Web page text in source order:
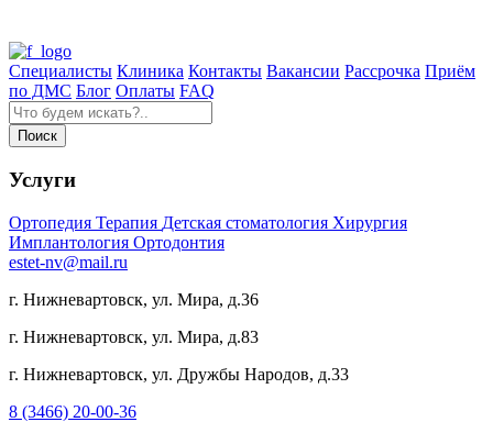
Специалисты Клиника Контакты Вакансии Рассрочка Приём
по ДМС Блог Оплаты FAQ
Услуги
Ортопедия Терапия Детская стоматология Хирургия
Имплантология Ортодонтия
estet-nv@mail.ru
г. Нижневартовск, ул. Мира, д.36
г. Нижневартовск, ул. Мира, д.83
г. Нижневартовск, ул. Дружбы Народов, д.33
8 (3466) 20-00-36